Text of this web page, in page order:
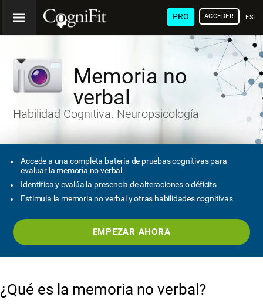
PRO ACCEDER
Memoria no
verbal
Habilidad Cognitiva. Neuropsicología
Accede a una completa batería de pruebas cognitivas para
evaluar la memoria no verbal
Identifica y evalúa la presencia de alteraciones o déficits
Estimula la memoria no verbal y otras habilidades cognitivas
EMPEZAR AHORA
¿Qué es la memoria no verbal?